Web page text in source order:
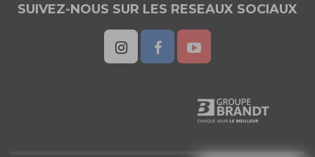
SUIVEZ-NOUS SUR LES RESEAUX SOCIAUX